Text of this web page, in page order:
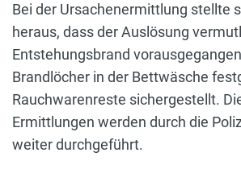
Bei der Ursachenermittlung stellte
heraus, dass der Auslösung
Entstehungsbrand
Brandlöcher in der Bettwäsche
Rauchwarenreste sichergestellt.
Ermittlungen werden durch die
weiter durchgeführt.